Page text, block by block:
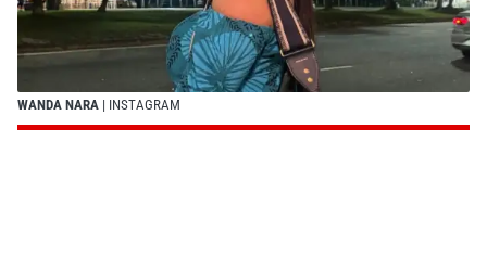
WANDA NARA | INSTAGRAM